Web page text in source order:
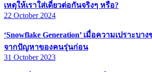
เหตุให้เราใส่เดี่ยวต่อกันจริงๆ หรือ?
22 October 2024
‘Snowflake Generation’ เมื่อความเปราะบ
จากปัญหาของคนรุ่นก่อน
31 October 2023